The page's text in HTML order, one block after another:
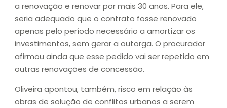
a renovação e renovar por mais 30 anos. Para ele,
seria adequado que o contrato fosse renovado
apenas pelo período necessário a amortizar os
investimentos, sem gerar a outorga. O procurador
afirmou ainda que esse pedido vai ser repetido em
outras renovações de concessão.
Oliveira apontou, também, risco em relação às
obras de solução de conflitos urbanos a serem